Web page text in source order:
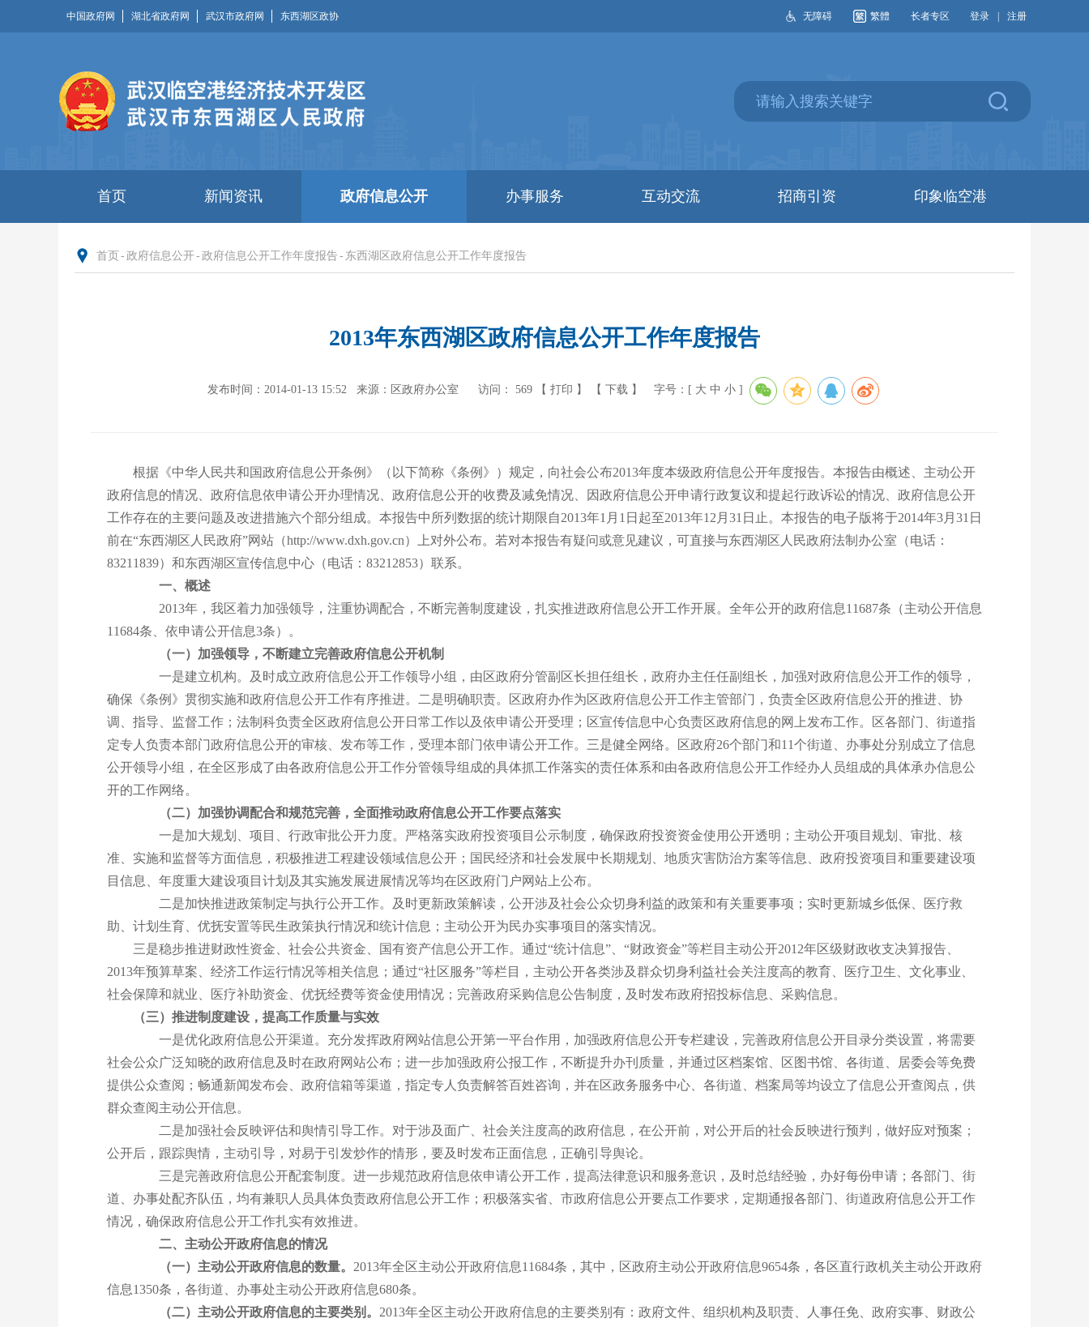
中国政府网 湖北省政府网 武汉市政府网 东西湖区政协 无障碍 繁體 长者专区 登录 注册
首页 新闻资讯 政府信息公开 办事服务 互动交流 招商引资 印象临空港
首页 - 政府信息公开- 政府信息公开工作年度报告- 东西湖区政府信息公开工作年度报告
2013年东西湖区政府信息公开工作年度报告
发布时间：2014-01-13 15:52 来源：区政府办公室 访问： 569 【 打印 】 【 下载 】 字号：[ 大 中 小]
根据《中华人民共和国政府信息公开条例》（以下简称《条例》）规定，向社会公布2013年度本级政府信息公开年度报告。本报告由概述、主动公开
政府信息的情况、政府信息依申请公开办理情况、政府信息公开的收费及减免情况、因政府信息公开申请行政复议和提起行政诉讼的情况、政府信息公开
工作存在的主要问题及改进措施六个部分组成。本报告中所列数据的统计期限自2013年1月1日起至2013年12月31日止。本报告的电子版将于2014年3月31日
前在“东西湖区人民政府”网站（http://www.dxh.gov.cn）上对外公布。若对本报告有疑问或意见建议，可直接与东西湖区人民政府法制办公室（电话：
83211839）和东西湖区宣传信息中心（电话：83212853）联系。
一、概述
2013年，我区着力加强领导，注重协调配合，不断完善制度建设，扎实推进政府信息公开工作开展。全年公开的政府信息11687条（主动公开信息
11684条、依申请公开信息3条）。
（一）加强领导，不断建立完善政府信息公开机制
一是建立机构。及时成立政府信息公开工作领导小组，由区政府分管副区长担任组长，政府办主任任副组长，加强对政府信息公开工作的领导，
确保《条例》贯彻实施和政府信息公开工作有序推进。二是明确职责。区政府办作为区政府信息公开工作主管部门，负责全区政府信息公开的推进、协
调、指导、监督工作；法制科负责全区政府信息公开日常工作以及依申请公开受理；区宣传信息中心负责区政府信息的网上发布工作。区各部门、街道指
定专人负责本部门政府信息公开的审核、发布等工作，受理本部门依申请公开工作。三是健全网络。区政府26个部门和11个街道、办事处分别成立了信息
公开领导小组，在全区形成了由各政府信息公开工作分管领导组成的具体抓工作落实的责任体系和由各政府信息公开工作经办人员组成的具体承办信息公
开的工作网络。
（二）加强协调配合和规范完善，全面推动政府信息公开工作要点落实
一是加大规划、项目、行政审批公开力度。严格落实政府投资项目公示制度，确保政府投资资金使用公开透明；主动公开项目规划、审批、核
准、实施和监督等方面信息，积极推进工程建设领域信息公开；国民经济和社会发展中长期规划、地质灾害防治方案等信息、政府投资项目和重要建设项
目信息、年度重大建设项目计划及其实施发展进展情况等均在区政府门户网站上公布。
二是加快推进政策制定与执行公开工作。及时更新政策解读，公开涉及社会公众切身利益的政策和有关重要事项；实时更新城乡低保、医疗救
助、计划生育、优抚安置等民生政策执行情况和统计信息；主动公开为民办实事项目的落实情况。
三是稳步推进财政性资金、社会公共资金、国有资产信息公开工作。通过“统计信息”、“财政资金”等栏目主动公开2012年区级财政收支决算报告、
2013年预算草案、经济工作运行情况等相关信息；通过“社区服务”等栏目，主动公开各类涉及群众切身利益社会关注度高的教育、医疗卫生、文化事业、
社会保障和就业、医疗补助资金、优抚经费等资金使用情况；完善政府采购信息公告制度，及时发布政府招投标信息、采购信息。
（三）推进制度建设，提高工作质量与实效
一是优化政府信息公开渠道。充分发挥政府网站信息公开第一平台作用，加强政府信息公开专栏建设，完善政府信息公开目录分类设置，将需要
社会公众广泛知晓的政府信息及时在政府网站公布；进一步加强政府公报工作，不断提升办刊质量，并通过区档案馆、区图书馆、各街道、居委会等免费
提供公众查阅；畅通新闻发布会、政府信箱等渠道，指定专人负责解答百姓咨询，并在区政务服务中心、各街道、档案局等均设立了信息公开查阅点，供
群众查阅主动公开信息。
二是加强社会反映评估和舆情引导工作。对于涉及面广、社会关注度高的政府信息，在公开前，对公开后的社会反映进行预判，做好应对预案；
公开后，跟踪舆情，主动引导，对易于引发炒作的情形，要及时发布正面信息，正确引导舆论。
三是完善政府信息公开配套制度。进一步规范政府信息依申请公开工作，提高法律意识和服务意识，及时总结经验，办好每份申请；各部门、街
道、办事处配齐队伍，均有兼职人员具体负责政府信息公开工作；积极落实省、市政府信息公开要点工作要求，定期通报各部门、街道政府信息公开工作
情况，确保政府信息公开工作扎实有效推进。
二、主动公开政府信息的情况
（一）主动公开政府信息的数量。 2013年全区主动公开政府信息11684条，其中，区政府主动公开政府信息9654条，各区直行政机关主动公开政府
信息1350条，各街道、办事处主动公开政府信息680条。
（二）主动公开政府信息的主要类别。 2013年全区主动公开政府信息的主要类别有：政府文件、组织机构及职责、人事任免、政府实事、财政公